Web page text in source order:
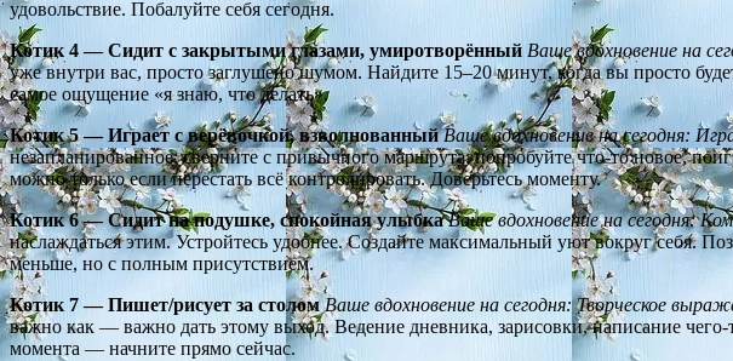
удовольствие. Побалуйте себя сегодня.
Котик 4 — Сидит с закрытыми глазами, умиротворённый Ваше вдохновение на
уже внутри вас, просто заглушено шумом. Найдите 15–20 минут, когда вы просто
самое ощущение «я знаю, что делать».
Котик 5 — Играет с верёвочкой, взволнованный Ваше вдохновение на сегодня:
незапланированное: сверните с привычного маршрута, попробуйте что-то новое,
можно только если перестать всё контролировать. Доверьтесь моменту.
Котик 6 — Сидит на подушке, спокойная улыбка Ваше вдохновение на сегодня:
наслаждаться этим. Устройтесь удобнее. Создайте максимальный уют вокруг себя.
меньше, но с полным присутствием.
Котик 7 — Пишет/рисует за столом Ваше вдохновение на сегодня: Творческое
важно как — важно дать этому выход. Ведение дневника, зарисовки, написание
момента — начните прямо сейчас.